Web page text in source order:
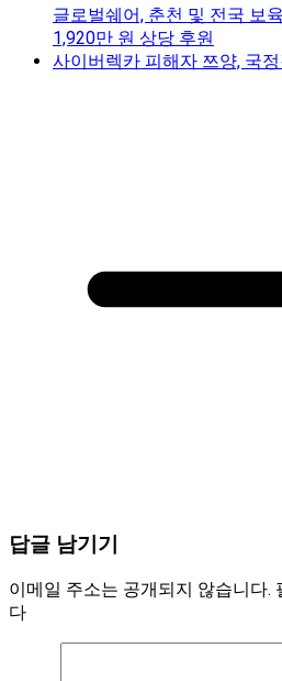
글로벌쉐어, 춘천 및 전국 보
1,920만 원 상당 후원
사이버렉카 피해자 쯔양, 국
답글 남기기
이메일 주소는 공개되지 않습니다.
다